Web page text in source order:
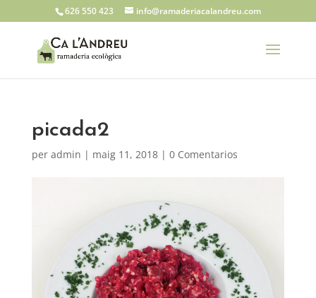
626 550 423 info@ramaderiacalandreu.com
picada2
per admin | maig 11, 2018| 0 Comentarios